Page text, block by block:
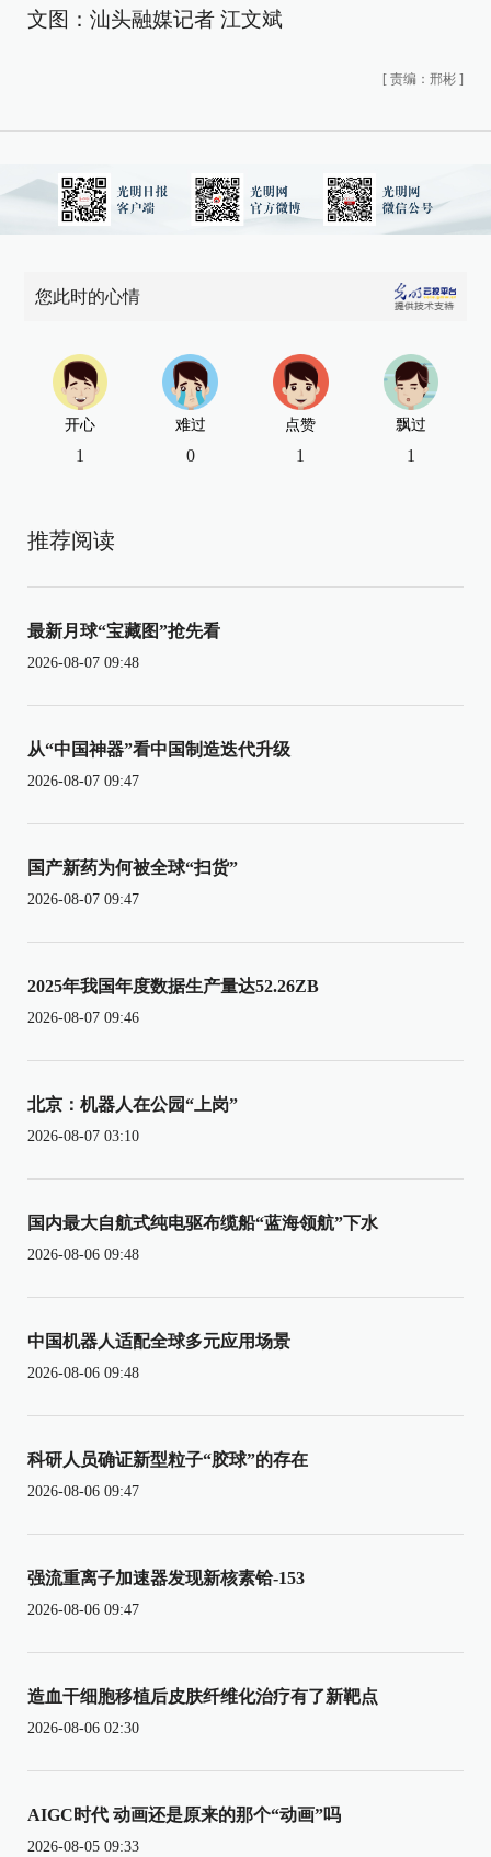
文图：汕头融媒记者 江文斌
[ 责编：邢彬 ]
您此时的心情
开心
1
难过
0
点赞
1
飘过
1
推荐阅读
最新月球“宝藏图”抢先看
2026-08-07 09:48
从“中国神器”看中国制造迭代升级
2026-08-07 09:47
国产新药为何被全球“扫货”
2026-08-07 09:47
2025年我国年度数据生产量达52.26ZB
2026-08-07 09:46
北京：机器人在公园“上岗”
2026-08-07 03:10
国内最大自航式纯电驱布缆船“蓝海领航”下水
2026-08-06 09:48
中国机器人适配全球多元应用场景
2026-08-06 09:48
科研人员确证新型粒子“胶球”的存在
2026-08-06 09:47
强流重离子加速器发现新核素铪-153
2026-08-06 09:47
造血干细胞移植后皮肤纤维化治疗有了新靶点
2026-08-06 02:30
AIGC时代 动画还是原来的那个“动画”吗
2026-08-05 09:33